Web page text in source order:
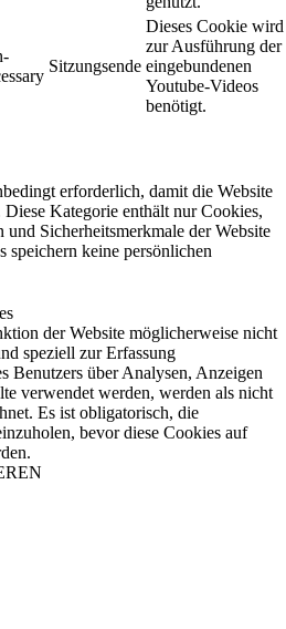
Sitzungsende
Dieses Cookie wird
zur Ausführung der
eingebundenen
Youtube-Videos
benötigt.
erforderlich, damit die Website
Kategorie enthält nur Cookies,
Sicherheitsmerkmale der Website
speichern keine persönlichen
der Website möglicherweise nicht
speziell zur Erfassung
Benutzers über Analysen, Anzeigen
verwendet werden, werden als nicht
Es ist obligatorisch, die
bevor diese Cookies auf